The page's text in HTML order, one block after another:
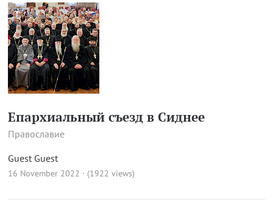
Епархиальный съезд в Сиднее
Православие
Guest Guest
16 November 2022 · (1922 views)